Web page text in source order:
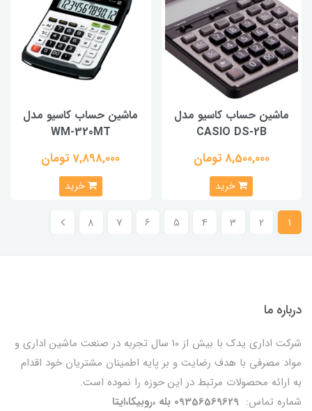
ماشین حساب کاسیو مدل
CASIO DS-2B
8,500,000 تومان
خرید
ماشین حساب کاسیو مدل
WM-320MT
7,898,000 تومان
خرید
1
2
3
4
5
6
7
8
درباره ما
شرکت اداری یدک با بیش از 10 سال تجربه در صنعت ماشین اداری و
مواد مصرفی با هدف رضایت و بر پایه اطمینان مشتریان خود اقدام
به ارائه محصولات مرتبط در این حوزه را نموده است.
شماره تماس: 09356569629 بله ،روبیکا،ایتا